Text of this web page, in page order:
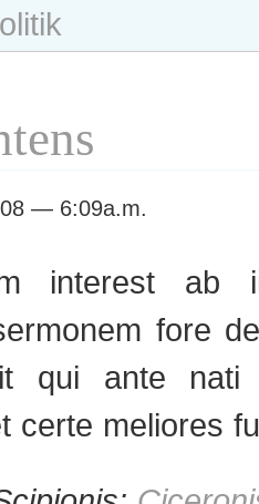
— 6:09a.m.
interest ab
fore
qui ante
certe meliores